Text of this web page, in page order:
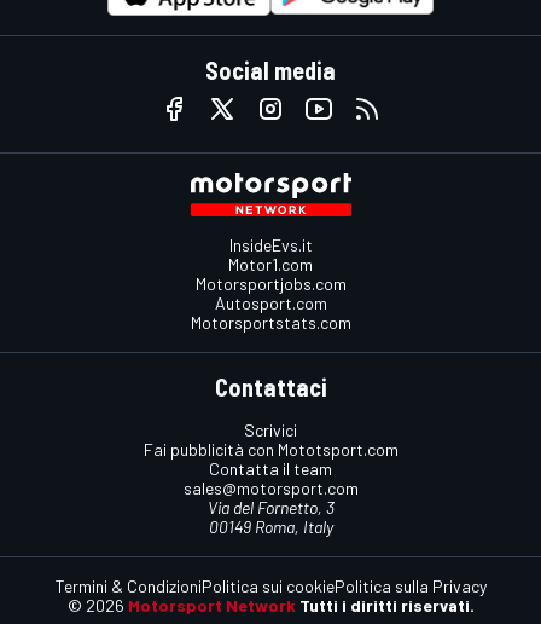
Social media
InsideEvs.it
Motor1.com
Motorsportjobs.com
Autosport.com
Motorsportstats.com
Contattaci
Scrivici
Fai pubblicità con Mototsport.com
Contatta il team
sales@motorsport.com
Via del Fornetto, 3
00149 Roma, Italy
© 2026 Motorsport Network Tutti i diritti riservati.
Termini & CondizioniPolitica sui cookiePolitica sulla Privacy